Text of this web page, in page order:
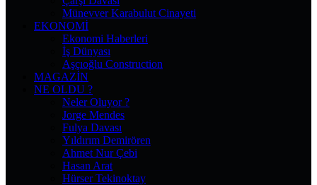
Münevver Karabulut Cinayeti
EKONOMI
Ekonomi Haberleri
İş Dünyası
Aşçıoğlu Construction
MAGAZIN
NE OLDU ?
Neler Oluyor ?
Jorge Mendes
Fulya Davası
Yıldırım Demirören
Ahmet Nur Çebi
Hasan Arat
Hürser Tekinoktay